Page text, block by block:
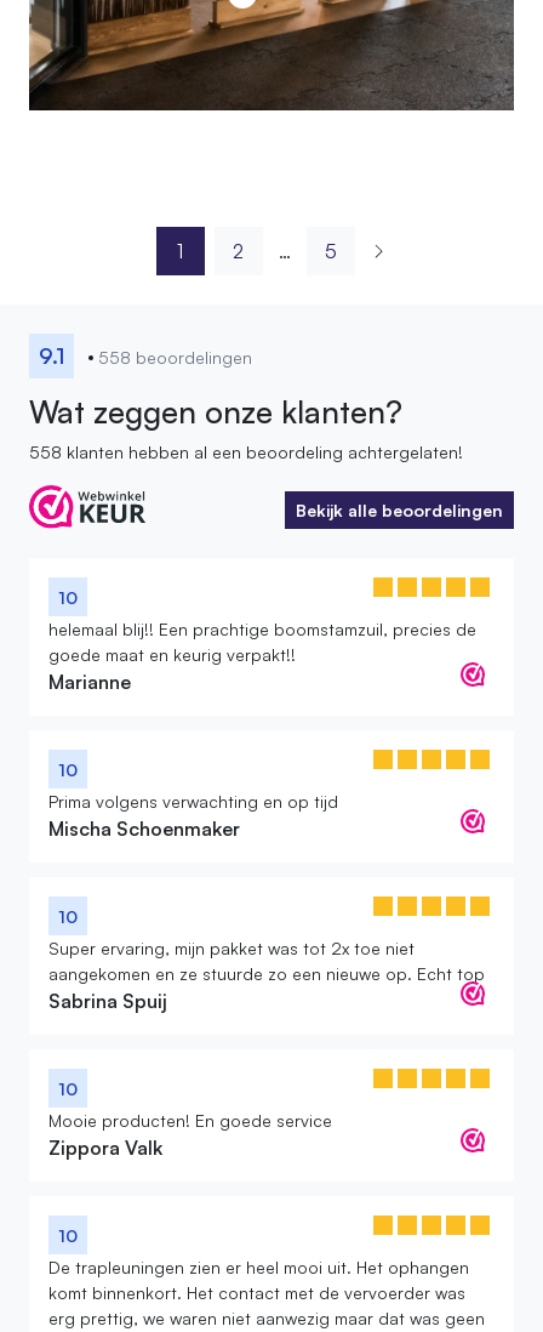
1 2 … 5
9.1 558 beoordelingen
Wat zeggen onze klanten?
558 klanten hebben al een beoordeling achtergelaten!
Bekijk alle beoordelingen
Bekijk alle beoordelingen
10
helemaal blij!! Een prachtige boomstamzuil, precies de
goede maat en keurig verpakt!!
Marianne
10
Prima volgens verwachting en op tijd
Mischa Schoenmaker
10
Super ervaring, mijn pakket was tot 2x toe niet
aangekomen en ze stuurde zo een nieuwe op. Echt top
Sabrina Spuij
10
Mooie producten! En goede service
Zippora Valk
10
De trapleuningen zien er heel mooi uit. Het ophangen
komt binnenkort. Het contact met de vervoerder was
erg prettig, we waren niet aanwezig maar dat was geen